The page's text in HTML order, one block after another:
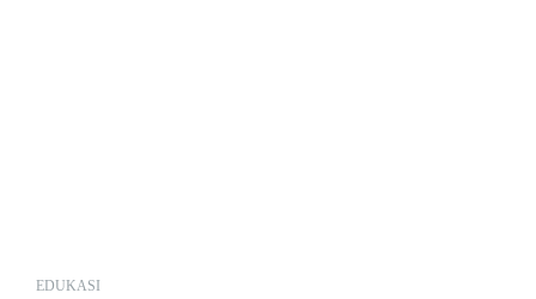
EDUKASI